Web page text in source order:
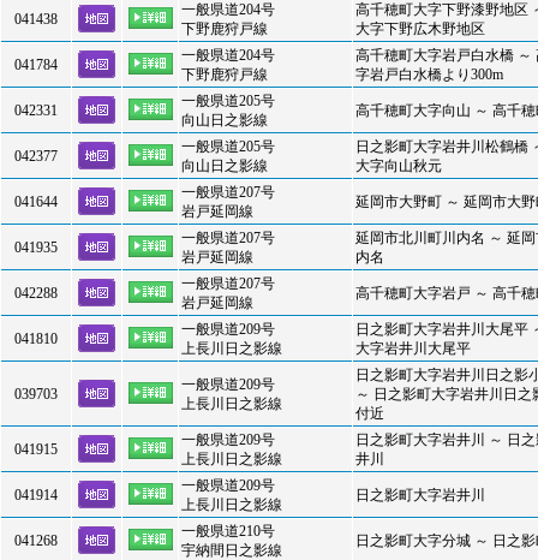
041438
一般県道204号
下野鹿狩戸線
高千穂町大字下野漆野地区
大字下野広木野地区
041784
一般県道204号
下野鹿狩戸線
高千穂町大字岩戸白水橋 ～
字岩戸白水橋より300m
042331
一般県道205号
向山日之影線
高千穂町大字向山 ～ 高千
042377
一般県道205号
向山日之影線
日之影町大字岩井川松鶴橋
大字向山秋元
041644
一般県道207号
岩戸延岡線
延岡市大野町 ～ 延岡市大
041935
一般県道207号
岩戸延岡線
延岡市北川町川内名 ～ 延
内名
042288
一般県道207号
岩戸延岡線
高千穂町大字岩戸 ～ 高千
041810
一般県道209号
上長川日之影線
日之影町大字岩井川大尾平
大字岩井川大尾平
039703
一般県道209号
上長川日之影線
日之影町大字岩井川日之影
～ 日之影町大字岩井川日之
付近
041915
一般県道209号
上長川日之影線
日之影町大字岩井川 ～ 日
井川
041914
一般県道209号
上長川日之影線
日之影町大字岩井川
041268
一般県道210号
宇納間日之影線
日之影町大字分城 ～ 日之